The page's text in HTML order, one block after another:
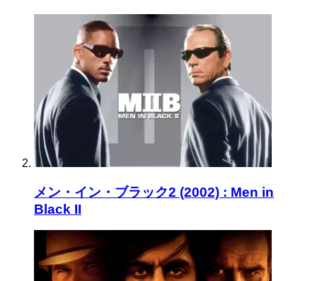
メン・イン・ブラック2 (2002) : Men in
Black II